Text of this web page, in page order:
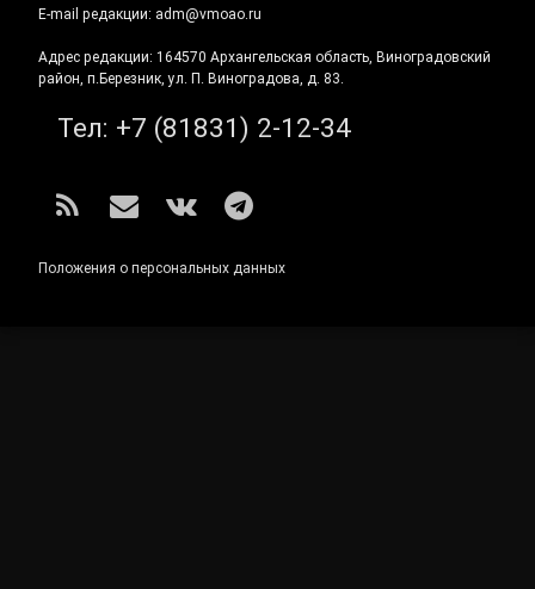
E-mail редакции: adm@vmoao.ru
Адрес редакции: 164570 Архангельская область, Виноградовский
район, п.Березник, ул. П. Виноградова, д. 83.
Тел: +7 (81831) 2-12-34
RSS E-mailВКонтакте
Telegram
Положения о персональных данных